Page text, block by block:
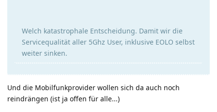
Welch katastrophale Entscheidung. Damit wir die
Servicequalität aller 5Ghz User, inklusive EOLO selbst
weiter sinken.
Und die Mobilfunkprovider wollen sich da auch noch
reindrängen (ist ja offen für alle...)